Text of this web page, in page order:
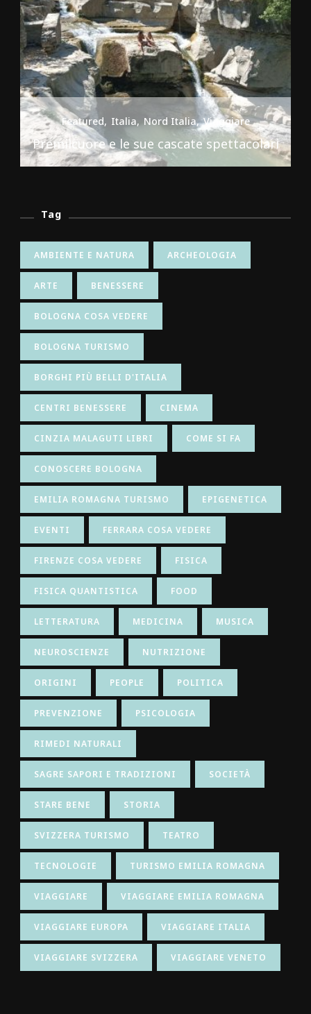
Featured Italia Nord Italia Viaggiare
Premilcuore e le sue cascate spettacolari
Tag
AMBIENTE E NATURA ARCHEOLOGIA
ARTE BENESSERE
BOLOGNA COSA VEDERE
BOLOGNA TURISMO
BORGHI PIÙ BELLI D'ITALIA
CENTRI BENESSERE CINEMA
CINZIA MALAGUTI LIBRI COME SI FA
CONOSCERE BOLOGNA
EMILIA ROMAGNA TURISMO EPIGENETICA
EVENTI FERRARA COSA VEDERE
FIRENZE COSA VEDERE FISICA
FISICA QUANTISTICA FOOD
LETTERATURA MEDICINA MUSICA
NEUROSCIENZE NUTRIZIONE
ORIGINI PEOPLE POLITICA
PREVENZIONE PSICOLOGIA
RIMEDI NATURALI
SAGRE SAPORI E TRADIZIONI SOCIETÀ
STARE BENE STORIA
SVIZZERA TURISMO TEATRO
TECNOLOGIE TURISMO EMILIA ROMAGNA
VIAGGIARE VIAGGIARE EMILIA ROMAGNA
VIAGGIARE EUROPA VIAGGIARE ITALIA
VIAGGIARE SVIZZERA VIAGGIARE VENETO